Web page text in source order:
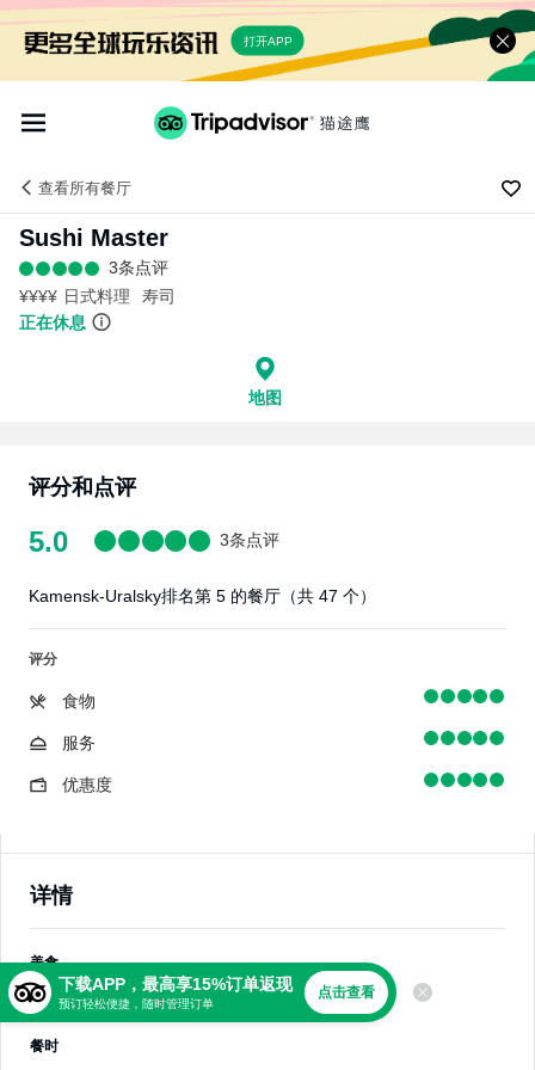
打开APP
查看所有餐厅
Sushi Master
3条点评
¥¥¥¥ 日式料理
寿司
正在休息
地图
评分和点评
5.0 3条点评
Kamensk-Uralsky排名第 5 的餐厅（共 47 个）
评分
食物
服务
优惠度
详情
美食
日式料理，寿司
餐时
下载APP，最高享15%订单返现
预订轻松便捷，随时管理订单
点击查看